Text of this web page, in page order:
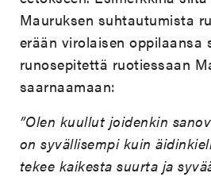
Mauruksen suhtautumista
erään virolaisen oppilaansa
runosepitettä ruotiessaan
saarnaamaan:
”Olen kuullut joidenkin
on syvällisempi kuin
tekee kaikesta suurta ja